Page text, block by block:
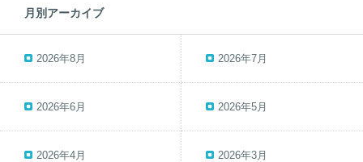
月別アーカイブ
2026年8月 2026年7月
2026年6月 2026年5月
2026年4月 2026年3月